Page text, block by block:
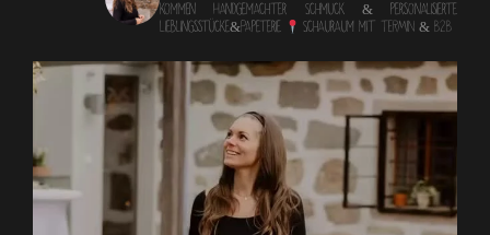
kommen Handgemachter Schmuck & personalisierte
Lieblingsstücke&Papeterie
Schauraum mit TERMIN & B2B